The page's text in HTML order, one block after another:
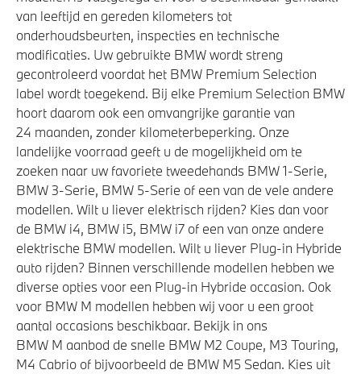
Automatische 8-traps Steptronic sporttransmissie
Anti blokkeer systeem
M Sportdifferentieel
M Adaptief onderstel
Veiligheid
Deactiverings mogelijkheid voorpassagiersairbag
Elektronisch Stabiliteits Programma
Airbag bestuurder
Actieve Voetgangersbescherming
Park Distance Control (PDC) voor en achter
van leeftijd en gereden kilometers tot
onderhoudsbeurten, inspecties en technische
modificaties. Uw gebruikte BMW wordt streng
gecontroleerd voordat het BMW Premium Selection
label wordt toegekend. Bij elke Premium Selection BMW
hoort daarom ook een omvangrijke garantie van
24 maanden, zonder kilometerbeperking. Onze
landelijke voorraad geeft u de mogelijkheid om te
zoeken naar uw favoriete tweedehands BMW 1-Serie,
BMW 3-Serie, BMW 5-Serie of een van de vele andere
modellen. Wilt u liever elektrisch rijden? Kies dan voor
de BMW i4, BMW i5, BMW i7 of een van onze andere
elektrische BMW modellen. Wilt u liever Plug-in Hybride
auto rijden? Binnen verschillende modellen hebben we
diverse opties voor een Plug-in Hybride occasion. Ook
voor BMW M modellen hebben wij voor u een groot
aantal occasions beschikbaar. Bekijk in ons
BMW M aanbod de snelle BMW M2 Coupe, M3 Touring,
M4 Cabrio of bijvoorbeeld de BMW M5 Sedan. Kies uit